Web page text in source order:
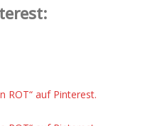
ROT“ auf Pinterest.